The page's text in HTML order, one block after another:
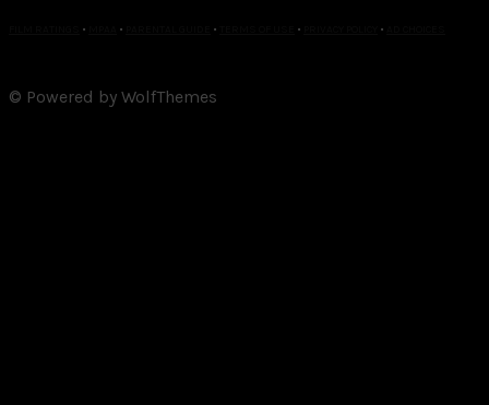
• • • • •
© Powered by WolfThemes